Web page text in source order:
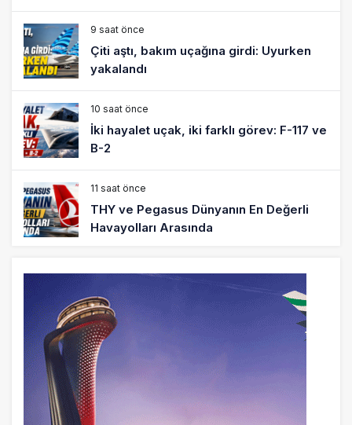
9 saat önce
Çiti aştı, bakım uçağına girdi: Uyurken
yakalandı
10 saat önce
İki hayalet uçak, iki farklı görev: F-117 ve
B-2
11 saat önce
THY ve Pegasus Dünyanın En Değerli
Havayolları Arasında
Fly Baghdad ABD yaptırım listesinden
çıkarıldı
13 saat önce
Elektrikli uçaklar Avrupa’da kısa rotalara
hazırlanıyor